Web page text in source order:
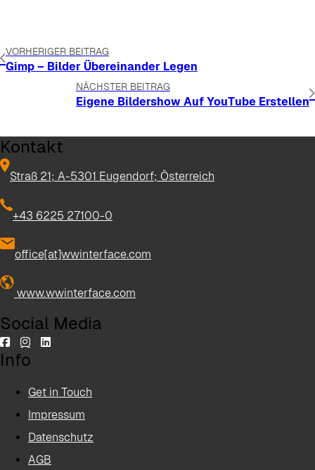
VORHERIGER BEITRAG
Gimp – Bilder Übereinander Legen
NÄCHSTER BEITRAG
Eigene Bildershow Auf YouTube Erstellen
Kontakt
Straß 21; A-5301 Eugendorf; Österreich
+43 6225 27100-0
office[at]wwinterface.com
www.wwinterface.com
Social Media
Info
Get in Touch
Impressum
Datenschutz
AGB